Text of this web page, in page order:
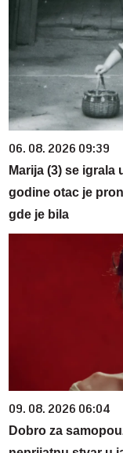
06. 08. 2026 09:39
Marija (3) se
godine otac je
gde je bila
09. 08. 2026 06:04
Dobro za